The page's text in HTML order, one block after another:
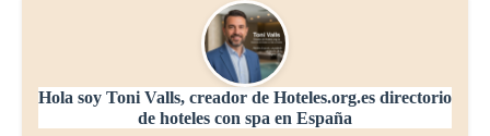
Hola soy Toni Valls, creador de Hoteles.org.es directorio
de hoteles con spa en España